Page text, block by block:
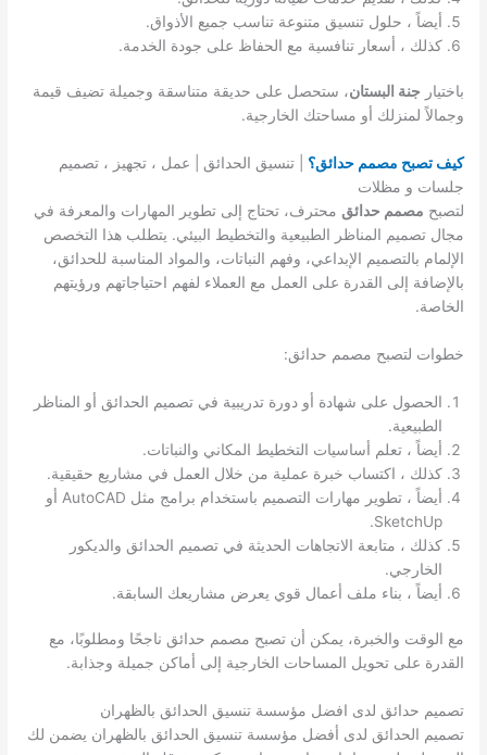
أيضاً ، حلول تنسيق متنوعة تناسب جميع الأذواق.
كذلك ، أسعار تنافسية مع الحفاظ على جودة الخدمة.
باختيار جنة البستان، ستحصل على حديقة متناسقة وجميلة تضيف قيمة
وجمالاً لمنزلك أو مساحتك الخارجية.
كيف تصبح مصمم حدائق؟ | تنسيق الحدائق | عمل ، تجهيز ، تصميم
جلسات و مظلات
لتصبح مصمم حدائق محترف، تحتاج إلى تطوير المهارات والمعرفة في
مجال تصميم المناظر الطبيعية والتخطيط البيئي. يتطلب هذا التخصص
الإلمام بالتصميم الإبداعي، وفهم النباتات، والمواد المناسبة للحدائق،
بالإضافة إلى القدرة على العمل مع العملاء لفهم احتياجاتهم ورؤيتهم
الخاصة.
خطوات لتصبح مصمم حدائق:
الحصول على شهادة أو دورة تدريبية في تصميم الحدائق أو المناظر
الطبيعية.
أيضاً ، تعلم أساسيات التخطيط المكاني والنباتات.
كذلك ، اكتساب خبرة عملية من خلال العمل في مشاريع حقيقية.
أيضاً ، تطوير مهارات التصميم باستخدام برامج مثل AutoCAD أو
SketchUp.
كذلك ، متابعة الاتجاهات الحديثة في تصميم الحدائق والديكور
الخارجي.
أيضاً ، بناء ملف أعمال قوي يعرض مشاريعك السابقة.
مع الوقت والخبرة، يمكن أن تصبح مصمم حدائق ناجحًا ومطلوبًا، مع
القدرة على تحويل المساحات الخارجية إلى أماكن جميلة وجذابة.
تصميم حدائق لدى افضل مؤسسة تنسيق الحدائق بالظهران
تصميم الحدائق لدى أفضل مؤسسة تنسيق الحدائق بالظهران يضمن لك